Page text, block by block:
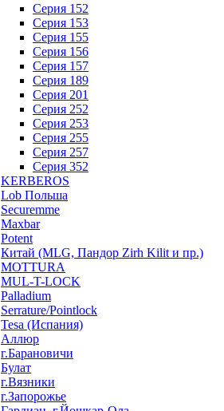
Серия 152
Серия 153
Серия 155
Серия 156
Серия 157
Серия 189
Серия 201
Серия 252
Серия 253
Серия 255
Серия 257
Серия 352
KERBEROS
Lob Польша
Securemme
Maxbar
Potent
Китай (MLG, Пандор Zirh Kilit и пр.)
MOTTURA
MUL-T-LOCK
Palladium
Serrature/Pointlock
Tesa (Испания)
Аллюр
г.Барановичи
Булат
г.Вязники
г.Запорожье